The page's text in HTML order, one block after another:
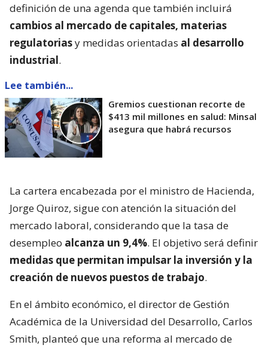
definición de una agenda que también incluirá
cambios al mercado de capitales, materias
regulatoriasy medidas orientadas al desarrollo
industrial.
Lee también...
Gremios cuestionan recorte de
$413 mil millones en salud: Minsal
asegura que habrá recursos
La cartera encabezada por el ministro de Hacienda,
Jorge Quiroz, sigue con atención la situación del
mercado laboral, considerando que la tasa de
desempleo alcanza un 9,4%. El objetivo será definir
medidas que permitan impulsar la inversión y la
creación de nuevos puestos de trabajo.
En el ámbito económico, el director de Gestión
Académica de la Universidad del Desarrollo, Carlos
Smith, planteó que una reforma al mercado de